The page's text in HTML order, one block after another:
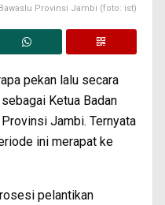
Provinsi Jambi (foto: ist)
pekan lalu secara
Ketua Badan
Jambi. Ternyata
ini merapat ke
pelantikan